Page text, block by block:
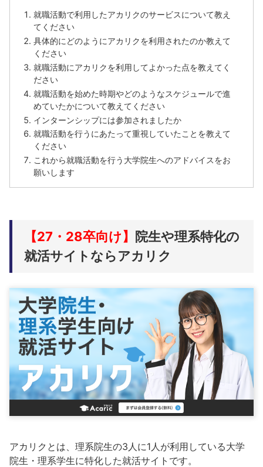
就職活動で利用したアカリクのサービスについて教え
てください
具体的にどのようにアカリクを利用されたのか教えて
ください
就職活動にアカリクを利用してよかった点を教えてく
ださい
就職活動を始めた時期やどのようなスケジュールで進
めていたかについて教えてください
インターンシップには参加されましたか
就職活動を行うにあたって重視していたことを教えて
ください
これから就職活動を行う大学院生へのアドバイスをお
願いします
【27・28卒向け】
院生や理系特化の
就活サイトならアカリク
アカリクとは、理系院生の3人に1人が利用している大学
院生・理系学生に特化した就活サイトです。